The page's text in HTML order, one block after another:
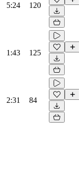
5:24 120
1:43 125
2:31 84